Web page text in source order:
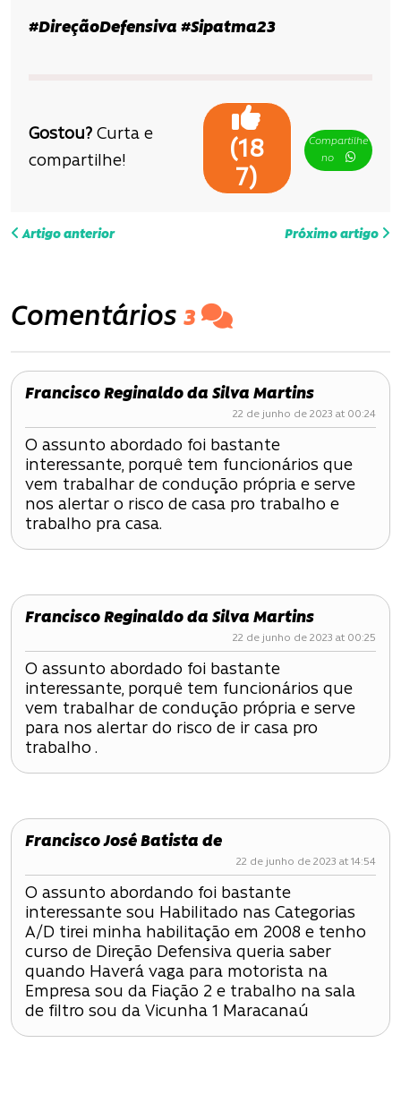
#DireçãoDefensiva #Sipatma23
Gostou? Curta e
compartilhe!
(18
7)
Compartilhe
no
N
v
e
g
a
ç
ã
o
d
e
P
o
s
Artigo anterior Próximo artigo
Comentários 3
Francisco Reginaldo da Silva Martins
22 de junho de 2023 at 00:24
O assunto abordado foi bastante
interessante, porquê tem funcionários que
vem trabalhar de condução própria e serve
nos alertar o risco de casa pro trabalho e
trabalho pra casa.
Francisco Reginaldo da Silva Martins
22 de junho de 2023 at 00:25
O assunto abordado foi bastante
interessante, porquê tem funcionários que
vem trabalhar de condução própria e serve
para nos alertar do risco de ir casa pro
trabalho .
Francisco José Batista de
22 de junho de 2023 at 14:54
O assunto abordando foi bastante
interessante sou Habilitado nas Categorias
A/D tirei minha habilitação em 2008 e tenho
curso de Direção Defensiva queria saber
quando Haverá vaga para motorista na
Empresa sou da Fiação 2 e trabalho na sala
de filtro sou da Vicunha 1 Maracanaú